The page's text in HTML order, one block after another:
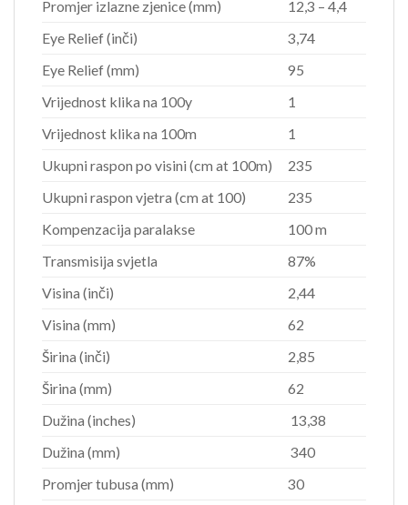
Promjer izlazne zjenice (mm)
12,3 – 4,4
Eye Relief (inči)
3,74
Eye Relief (mm)
95
Vrijednost klika na 100y
1
Vrijednost klika na 100m
1
Ukupni raspon po visini (cm at 100m)
235
Ukupni raspon vjetra (cm at 100)
235
Kompenzacija paralakse
100 m
Transmisija svjetla
87%
Visina (inči)
2,44
Visina (mm)
62
Širina (inči)
2,85
Širina (mm)
62
Dužina (inches)
13,38
Dužina (mm)
340
Promjer tubusa (mm)
30